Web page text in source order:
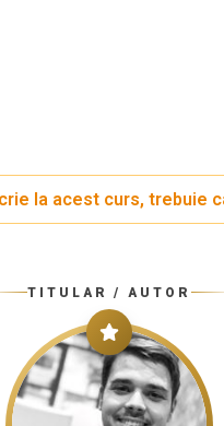
la acest curs, trebuie
TITULAR / AUTOR